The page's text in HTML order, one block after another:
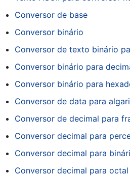
Conversor de base
Conversor binário
Conversor de texto binário
Conversor binário para
Conversor binário para
Conversor de data para
Conversor de decimal para
Conversor decimal para
Conversor decimal para
Conversor decimal para octal